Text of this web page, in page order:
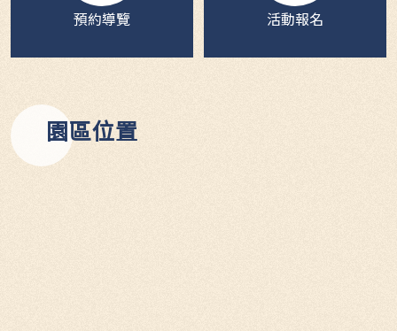
預約導覽 活動報名
園區位置